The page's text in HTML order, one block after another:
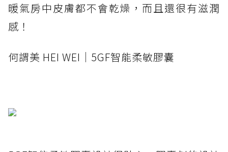
暖氣房中皮膚都不會乾燥，而且還很有滋潤
感！
何謂美 HEI WEI｜5GF智能柔敏膠囊